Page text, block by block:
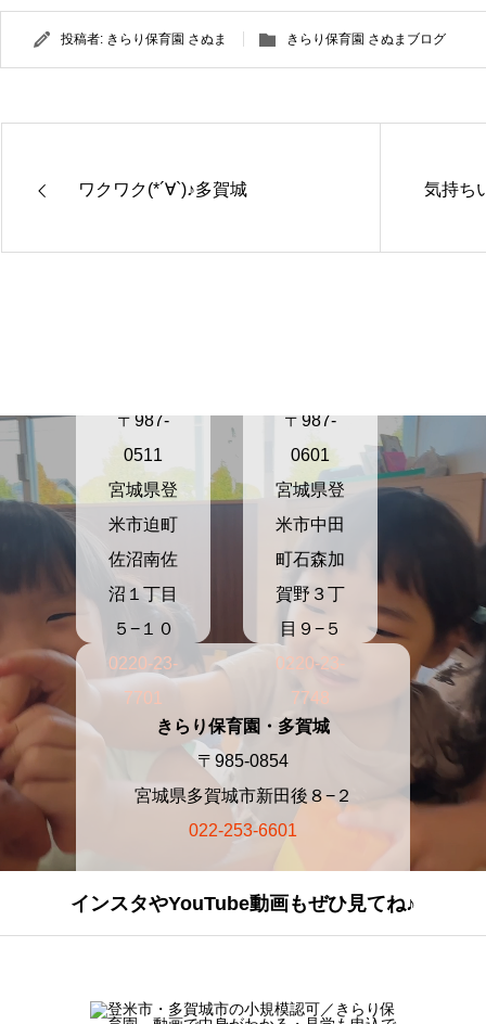
投稿者: きらり保育園 さぬま きらり保育園 さぬまブログ
ワクワク(*´∀`)♪多賀城 気持ち
〒987-
0511
宮城県登
米市迫町
佐沼南佐
沼１丁目
５−１０
0220-23-
7701
〒987-
0601
宮城県登
米市中田
町石森加
賀野３丁
目９−５
0220-23-
7748
きらり保育園・多賀城
〒985-0854
宮城県多賀城市新田後８−２
022-253-6601
インスタやYouTube動画もぜひ見てね♪